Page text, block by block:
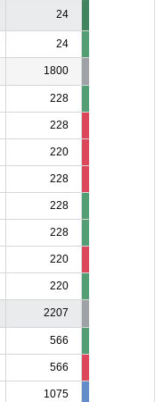
24
24
1800
228
228
220
228
228
228
220
220
2207
566
566
1075